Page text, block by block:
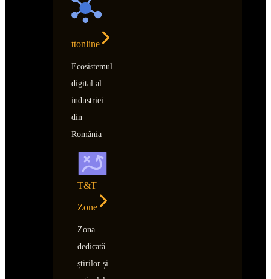
ttonline
Ecosistemul
digital al
industriei
din
România
T&T
Zone
Zona
dedicată
știrilor și